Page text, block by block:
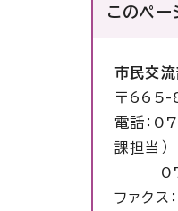
このペー
市民交
〒665-
電話：
課担当）
0797-
ファク